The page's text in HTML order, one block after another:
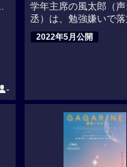
-
学年主席の風太郎（
丞）は、勉強嫌いで落
2022年5月公開